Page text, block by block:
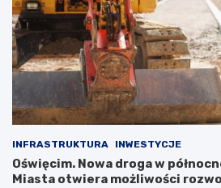
INFRASTRUKTURA INWESTYCJE
Oświęcim. Nowa droga w
Miasta otwiera możliwości